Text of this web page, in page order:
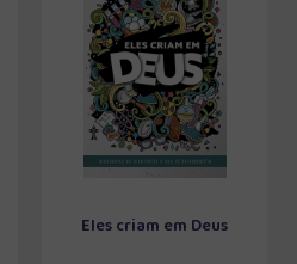
Eles criam em Deus